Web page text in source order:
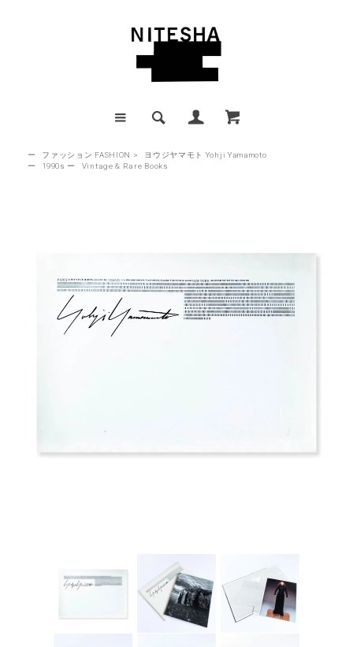
ー ファッション FASHION >
ヨウジヤマモト Yohji Yamamoto
ー
1990s ー Vintage & Rare Books